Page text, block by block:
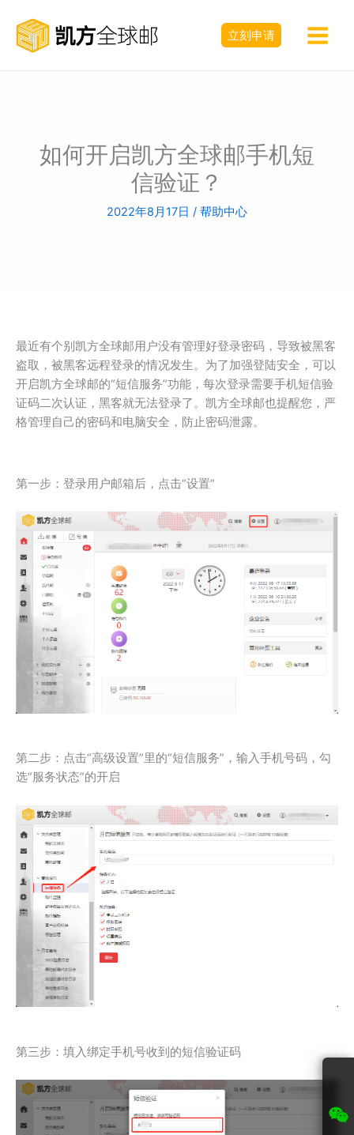
立刻申请
如何开启凯方全球邮手机短
信验证？
2022年8月17日 / 帮助中心
最近有个别凯方全球邮用户没有管理好登录密码，导致被黑客
盗取，被黑客远程登录的情况发生。为了加强登陆安全，可以
开启凯方全球邮的“短信服务”功能，每次登录需要手机短信验
证码二次认证，黑客就无法登录了。凯方全球邮也提醒您，严
格管理自己的密码和电脑安全，防止密码泄露。
第一步：登录用户邮箱后，点击“设置”
第二步：点击“高级设置”里的“短信服务”，输入手机号码，勾
选“服务状态”的开启
第三步：填入绑定手机号收到的短信验证码